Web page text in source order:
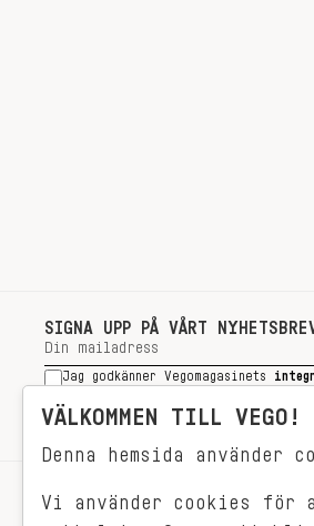
SIGNA UPP PÅ VÅRT
Jag godkänner Vegomagasinets
SIGNA UPP
VÄLKOMMEN TILL VEGO!
Denna hemsida använder
Vi använder cookies